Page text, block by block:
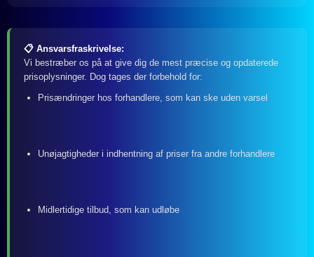
📋 Ansvarsfraskrivelse:
Vi bestræber os på at give dig de mest præcise og opdaterede
prisoplysninger. Dog tages der forbehold for:
Prisændringer hos forhandlere, som kan ske uden varsel
Unøjagtigheder i indhentning af priser fra andre forhandlere
Midlertidige tilbud, som kan udløbe